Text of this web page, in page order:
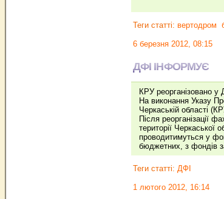
Теги статті: вертодром
6 березня 2012, 08:15
ДФІ ІНФОРМУЄ
КРУ реорганізовано у
На виконання Указу
Черкаській області
Після реорганізації
території Черкаської
проводитимуться у
бюджетних, з фондів
Теги статті: ДФІ
1 лютого 2012, 16:14